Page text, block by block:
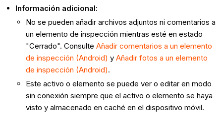
Información adicional:
No se pueden añadir archivos adjuntos ni comentarios a
un elemento de inspección mientras esté en estado
"Cerrado". ConsulteAñadir comentarios a un elemento
de inspección (Android) yAñadir fotos a un elemento
de inspección (Android).
Este activo o elemento se puede ver o editar en modo
sin conexión siempre que el activo o elemento se haya
visto y almacenado en caché en el dispositivo móvil.